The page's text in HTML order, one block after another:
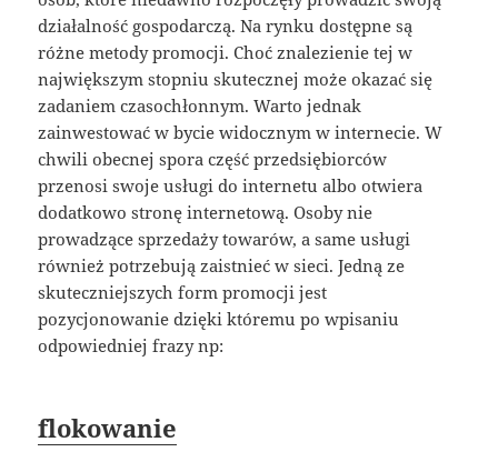
działalność gospodarczą. Na rynku dostępne są
różne metody promocji. Choć znalezienie tej w
największym stopniu skutecznej może okazać się
zadaniem czasochłonnym. Warto jednak
zainwestować w bycie widocznym w internecie. W
chwili obecnej spora część przedsiębiorców
przenosi swoje usługi do internetu albo otwiera
dodatkowo stronę internetową. Osoby nie
prowadzące sprzedaży towarów, a same usługi
również potrzebują zaistnieć w sieci. Jedną ze
skuteczniejszych form promocji jest
pozycjonowanie dzięki któremu po wpisaniu
odpowiedniej frazy np:
flokowanie